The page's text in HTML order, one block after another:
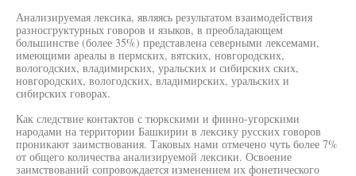
Анализируемая лексика, являясь результатом взаимодействия
разносгруктурных говоров и языков, в преобладающем
большинстве (более 35%) представлена северными лексемами,
имеющими ареалы в пермских, вятских, новгородских,
вологодских, владимирских, уральских и сибирских ских,
новгородских, вологодских, владимирских, уральских и
сибирских говорах.
Как следствие контактов с тюркскими и финно-угорскими
народами на территории Башкирии в лексику русских говоров
проникают заимствования. Таковых нами отмечено чуть более 7%
от общего количества анализируемой лексики. Освоение
заимствований сопровождается изменением их фонетического